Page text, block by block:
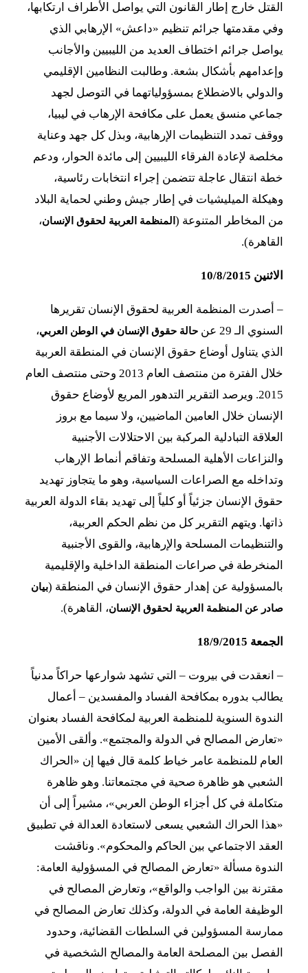
القتل خارج إطار القانون التي يواصل الأطراف ارتكابها،
وفي مقدمتها جرائم تنظيم «داعش» الإرهابي الذي
يواصل جرائم اختطاف العديد من الليبيين والأجانب
وإعدامهم بأشكال بشعة. وطالبت النظامين الإقليمي
والدولي بالاضطلاع بمسؤولياتهما في التوصل لجهد
جماعي منسق يعمل على مكافحة الإرهاب في ليبيا،
ووقف تمدد التنظيمات الإرهابية، وبذل كل جهد وعناية
مخلصة لإعادة الفرقاء الليبيين إلى مائدة الحوار، ودعم
خطة انتقال عاجلة تتضمن إجراء انتخابات رئاسية،
وهيكلة الميليشيات في إطار جيش وطني لحماية البلاد
من المخاطر المتنوعة ( المنظمة العربية لحقوق الإنسان،
القاهرة).
الاثنين 10/8/2015
– أصدرت المنظمة العربية لحقوق الإنسان تقريرها
السنوي الـ 29 عن
حالة حقوق الإنسان في الوطن العربي،
الذي يتناول أوضاع حقوق الإنسان في المنطقة العربية
خلال الفترة من منتصف العام 2013 وحتى منتصف العام
2015. ويرصد التقرير التدهور المريع لأوضاع حقوق
الإنسان خلال العامين الماضيين، ولا سيما مع بروز
العلاقة التبادلية المركبة بين الاحتلالات الأجنبية
والنزاعات الأهلية المسلحة وتفاقم أنماط الإرهاب
وتداخله مع الصراعات السياسية، وهو ما يتجاوز تهديد
حقوق الإنسان جزئياً أو كلياً إلى تهديد بقاء الدولة العربية
ذاتها. ويتهم التقرير كل من نظم الحكم العربية،
والتنظيمات المسلحة والإرهابية، والقوى الأجنبية
المنخرطة في صراعات المنطقة الداخلية والإقليمية
بالمسؤولية عن إهدار حقوق الإنسان في المنطقة (بيان
صادر عن المنظمة العربية لحقوق الإنسان، القاهرة).
الجمعة 18/9/2015
– انعقدت في بيروت – التي تشهد شوارعها حراكاً مدنياً
يطالب بدوره بمكافحة الفساد والمفسدين – أعمال
الندوة السنوية للمنظمة العربية لمكافحة الفساد بعنوان
«تعارض المصالح في الدولة والمجتمع». وألقى الأمين
العام للمنظمة عامر خياط كلمة قال فيها إن «الحراك
الشعبي هو ظاهرة صحية في مجتمعاتنا. وهو ظاهرة
متكاملة في كل أجزاء الوطن العربي»، مشيراً إلى أن
«هذا الحراك الشعبي يسعى لاستعادة العدالة في تطبيق
العقد الاجتماعي بين الحاكم والمحكوم». وناقشت
الندوة مسألة «تعارض المصالح في المسؤولية العامة:
مقترنة بين الواجب والواقع»، وتعارض المصالح في
الوظيفة العامة في الدولة، وكذلك تعارض المصالح في
ممارسة المسؤولين في السلطات القضائية، وحدود
الفصل بين المصلحة العامة والمصالح الشخصية في